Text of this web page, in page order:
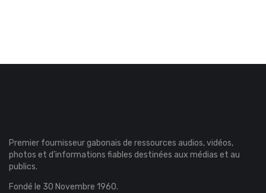
Premier fournisseur gabonais de ressources audios, vidéos,
photos et d’informations fiables destinées aux médias et au
publics.
Fondé le 30 Novembre 1960.